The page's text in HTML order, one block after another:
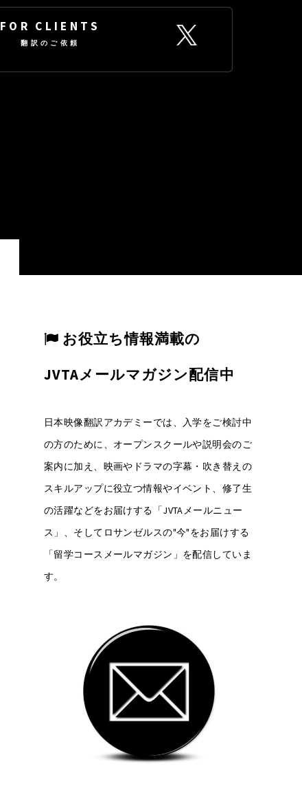
FOR CLIENTS
翻訳のご依頼
お役立ち情報満載の
JVTAメールマガジン配信中
日本映像翻訳アカデミーでは、入学をご検討中
の方のために、オープンスクールや説明会のご
案内に加え、映画やドラマの字幕・吹き替えの
スキルアップに役立つ情報やイベント、修了生
の活躍などをお届けする「JVTAメールニュー
ス」、そしてロサンゼルスの"今"をお届けする
「留学コースメールマガジン」を配信していま
す。